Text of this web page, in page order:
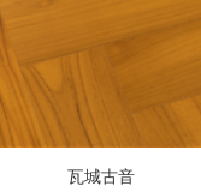
瓦城古音